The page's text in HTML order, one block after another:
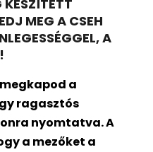
KÉSZÍTETT
MEG A CSEH
A
a
ragasztós
nyomtatva. A
a mezőket a